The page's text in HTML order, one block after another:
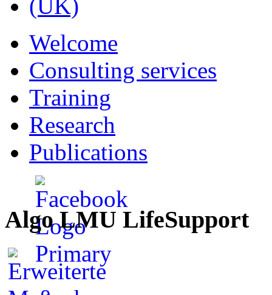
Welcome
Consulting services
Training
Research
Publications
Algo LMU LifeSupport